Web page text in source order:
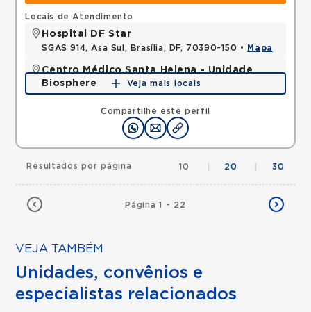
Compartilhe este perfil
Locais de Atendimento
Hospital DF Star
SGAS 914, Asa Sul, Brasília, DF, 70390-150 • Mapa
Centro Médico Santa Helena - Unidade
Biosphere
SHLN, ASA NORTE, Brasilia, DF, 70770560 •Mapa
Veja mais locais
Página 1 - 22
Resultados por página 10 20 30
VEJA TAMBÉM
Unidades, convênios e
especialistas relacionados